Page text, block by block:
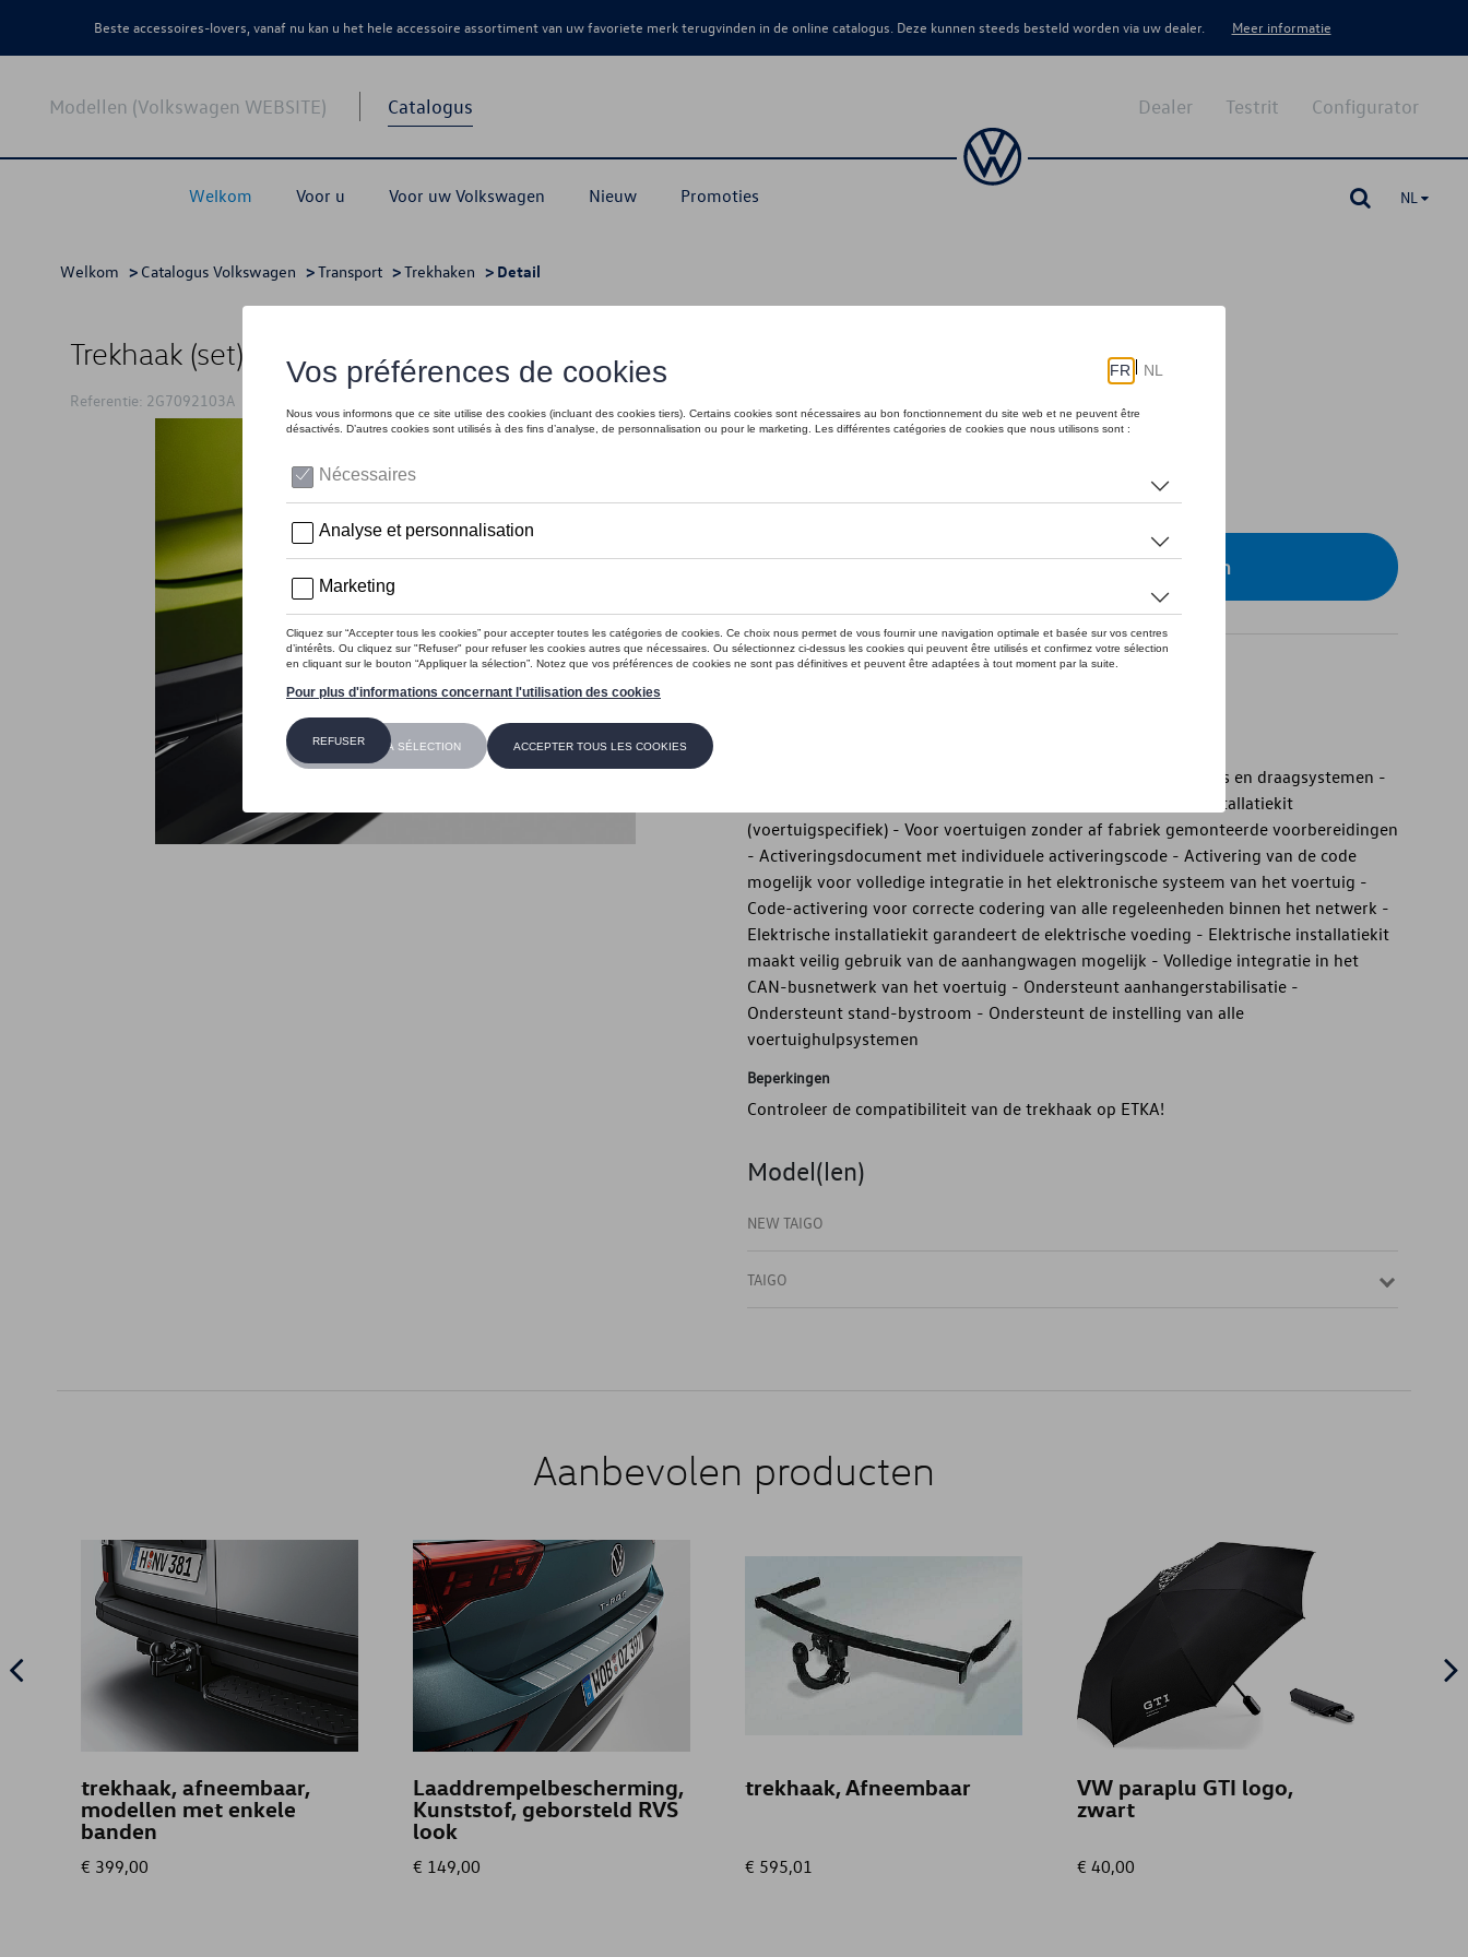
Beste accessoires-lovers, vanaf nu kan u het hele accessoire assortiment van uw favoriete merk terugvinden in de online catalogus. Deze kunnen steeds besteld worden via uw dealer. Meer informatie
Modellen (Volkswagen WEBSITE) Catalogus
Welkom Voor u Voor uw Volkswagen Nieuw Promoties
Configurator
Testrit
Dealer
NL
Welkom > Catalogus Volkswagen >Transport >Trekhaken > Detail
Trekhaak (set), vast, PR:1D0, tot week 06/2024
Referentie: 2G7092103A
Minder dan 5 stuks beschikbaar.
Contacteer uw dealer om te bestellen
Introductie
- Volkswagen Origineel product - Veilig gebruik van aanhangers en draagsystemen -
Vaste kogelkop - Veelzijdig - Inclusief 13-polige elektrische installatiekit
(voertuigspecifiek) - Voor voertuigen zonder af fabriek gemonteerde voorbereidingen
- Activeringsdocument met individuele activeringscode - Activering van de code
mogelijk voor volledige integratie in het elektronische systeem van het voertuig -
Code-activering voor correcte codering van alle regeleenheden binnen het netwerk -
Elektrische installatiekit garandeert de elektrische voeding - Elektrische installatiekit
maakt veilig gebruik van de aanhangwagen mogelijk - Volledige integratie in het
CAN-busnetwerk van het voertuig - Ondersteunt aanhangerstabilisatie -
Ondersteunt stand-bystroom - Ondersteunt de instelling van alle
voertuighulpsystemen
Beperkingen
Controleer de compatibiliteit van de trekhaak op ETKA!
Model(len)
NEW TAIGO
TAIGO
Aanbevolen producten
trekhaak, afneembaar,
modellen met enkele
banden
€ 399,00
Laaddrempelbescherming,
Kunststof, geborsteld RVS
look
€ 149,00
trekhaak, Afneembaar
€ 595,01
VW paraplu GTI logo,
zwart
€ 40,00